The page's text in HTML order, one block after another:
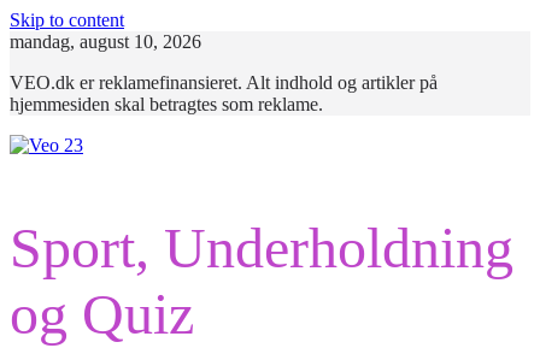
Skip to content
mandag, august 10, 2026
VEO.dk er reklamefinansieret. Alt indhold og artikler på
hjemmesiden skal betragtes som reklame.
Sport, Underholdning
og Quiz